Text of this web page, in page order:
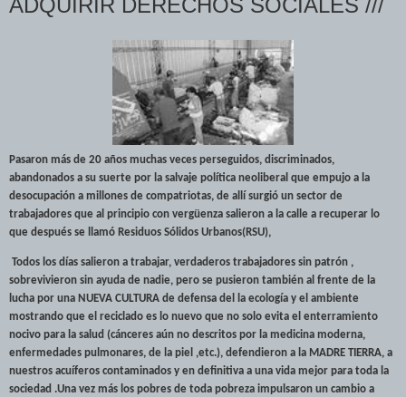
ADQUIRIR DERECHOS SOCIALES ///
Pasaron más de 20 años muchas veces perseguidos, discriminados,
abandonados a su suerte por la salvaje política neoliberal que empujo a la
desocupación a millones de compatriotas, de allí surgió un sector de
trabajadores que al principio con vergüenza salieron a la calle a recuperar lo
que después se llamó Residuos Sólidos Urbanos(RSU),
Todos los días salieron a trabajar, verdaderos trabajadores sin patrón ,
sobrevivieron sin ayuda de nadie, pero se pusieron también al frente de la
lucha por una NUEVA CULTURA de defensa del la ecología y el ambiente
mostrando que el reciclado es lo nuevo que no solo evita el enterramiento
nocivo para la salud (cánceres aún no descritos por la medicina moderna,
enfermedades pulmonares, de la piel ,etc.), defendieron a la MADRE TIERRA, a
nuestros acuíferos contaminados y en definitiva a una vida mejor para toda la
sociedad .Una vez más los pobres de toda pobreza impulsaron un cambio a